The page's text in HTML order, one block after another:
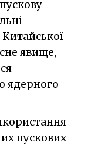
явище,
ядерного
пускових